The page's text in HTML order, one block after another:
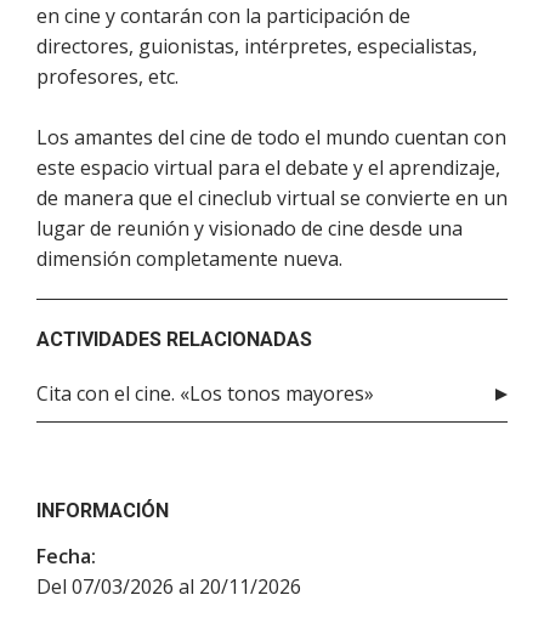
en cine y contarán con la participación de
directores, guionistas, intérpretes, especialistas,
profesores, etc.
Los amantes del cine de todo el mundo cuentan con
este espacio virtual para el debate y el aprendizaje,
de manera que el cineclub virtual se convierte en un
lugar de reunión y visionado de cine desde una
dimensión completamente nueva.
ACTIVIDADES RELACIONADAS
Cita con el cine. «Los tonos mayores»
INFORMACIÓN
Fecha:
Del 07/03/2026 al 20/11/2026